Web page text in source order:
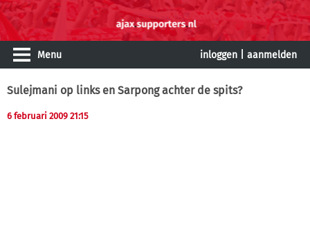
Menu inloggen aanmelden
Sulejmani op links en Sarpong achter de spits?
6 februari 2009 21:15